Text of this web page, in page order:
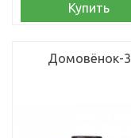
Купить
Домовёнок-3